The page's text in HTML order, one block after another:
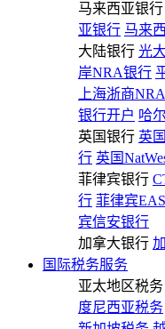
马来西亚银行
亚银行 马来
大陆银行 光
岸NRA银行
上海浙商
银行开户 哈
英国银行 英
行 英国
菲律宾银行
行 菲律宾
宾信安银行
加拿大银行
国际税务服务
亚太地区税务
度尼西亚税务